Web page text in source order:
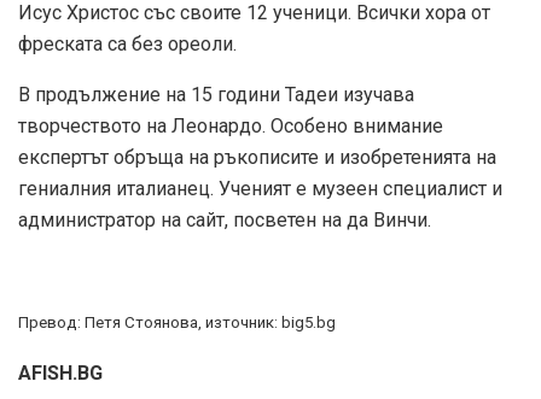
Исус Христос със своите 12 ученици. Всички хора от
фреската са без ореоли.
В продължение на 15 години Тадеи изучава
творчеството на Леонардо. Особено внимание
експертът обръща на ръкописите и изобретенията на
гениалния италианец. Ученият е музеен специалист и
администратор на сайт, посветен на да Винчи.
Превод: Петя Стоянова, източник: big5.bg
AFISH.BG